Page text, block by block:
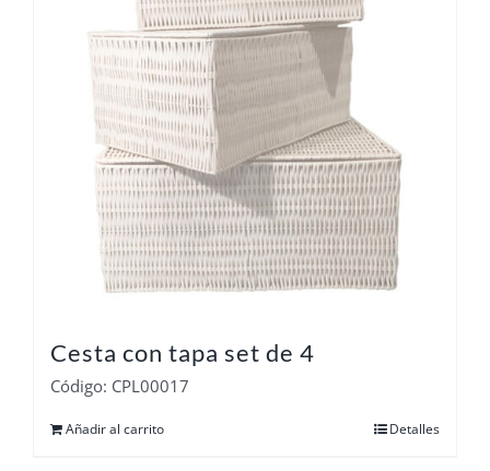
Cesta con tapa set de 4
Código: CPL00017
Añadir al carrito Detalles